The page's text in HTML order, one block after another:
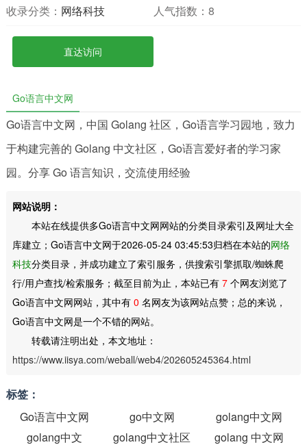
收录分类： 网络科技 人气指数： 8
直达访问
Go语言中文网
Go语言中文网，中国 Golang 社区，Go语言学习园地，致力
于构建完善的 Golang 中文社区，Go语言爱好者的学习家
园。分享 Go 语言知识，交流使用经验
网站说明：
本站在线提供多Go语言中文网网站的分类目录索引及网址大全
库建立；Go语言中文网于2026-05-24 03:45:53归档在本站的网络
科技分类目录，并成功建立了索引服务，供搜索引擎抓取/蜘蛛爬
行/用户查找/检索服务；截至目前为止，本站已有 7个网友浏览了
Go语言中文网网站，其中有 0 名网友为该网站点赞；总的来说，
Go语言中文网是一个不错的网站。
转载请注明出处，本文地址：
https://www.iisya.com/weball/web4/202605245364.html
标签：
Go语言中文网
go中文网
golang中文网
golang中文
golang中文社区 golang 中文网